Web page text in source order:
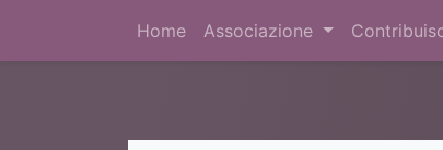
Home Associazione